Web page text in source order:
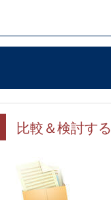
比較＆検討する